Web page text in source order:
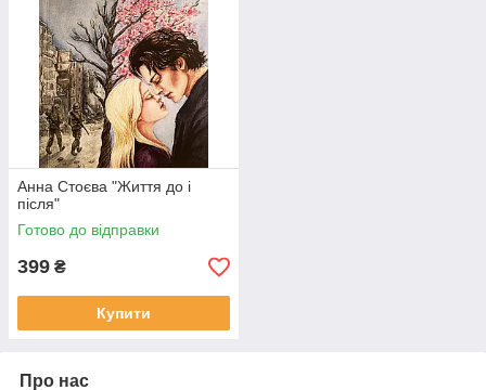
Анна Стоєва "Життя до і
після"
Готово до відправки
399 ₴
Купити
Про нас